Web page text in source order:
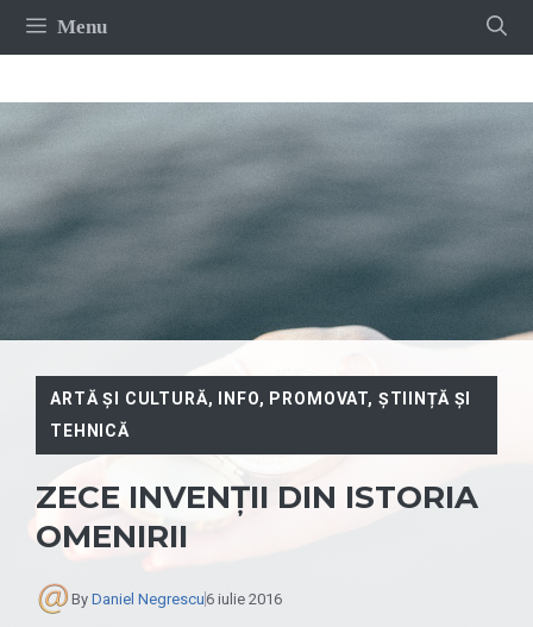
Sari
Menu
ARTĂ ȘI CULTURĂ, INFO, PROMOVAT, ȘTIINȚĂ ȘI
TEHNICĂ
ZECE INVENȚII DIN ISTORIA
OMENIRII
By Daniel Negrescu 6 iulie 2016